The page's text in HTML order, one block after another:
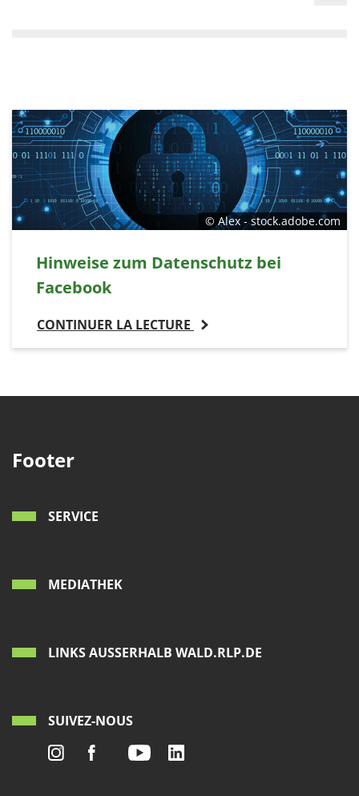
© Alex - stock.adobe.com
Hinweise zum Datenschutz bei
Facebook
CONTINUER LA LECTURE
Footer
SERVICE
MEDIATHEK
LINKS AUSSERHALB WALD.RLP.DE
SUIVEZ-NOUS